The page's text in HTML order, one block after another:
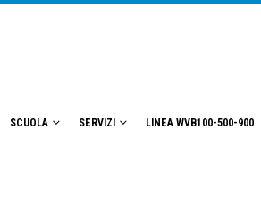
SCUOLA SERVIZI LINEA WVB100-500-900